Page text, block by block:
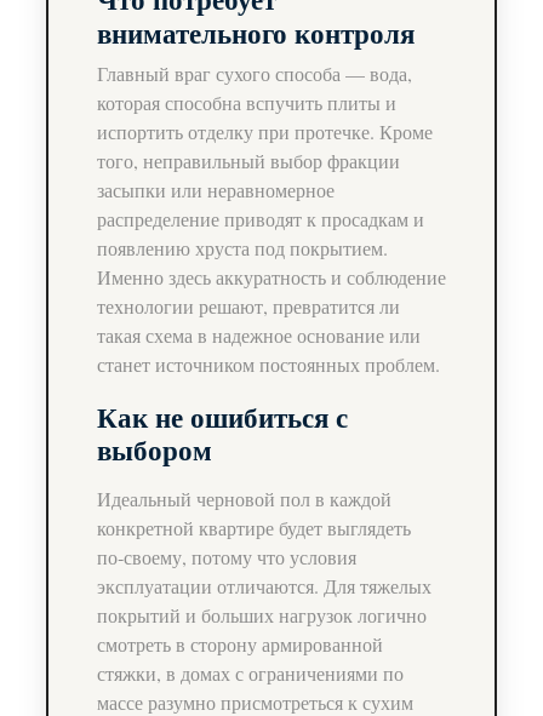
внимательного контроля
Главный враг сухого способа — вода,
которая способна вспучить плиты и
испортить отделку при протечке. Кроме
того, неправильный выбор фракции
засыпки или неравномерное
распределение приводят к просадкам и
появлению хруста под покрытием.
Именно здесь аккуратность и соблюдение
технологии решают, превратится ли
такая схема в надежное основание или
станет источником постоянных проблем.
Как не ошибиться с
выбором
Идеальный черновой пол в каждой
конкретной квартире будет выглядеть
по‑своему, потому что условия
эксплуатации отличаются. Для тяжелых
покрытий и больших нагрузок логично
смотреть в сторону армированной
стяжки, в домах с ограничениями по
массе разумно присмотреться к сухим